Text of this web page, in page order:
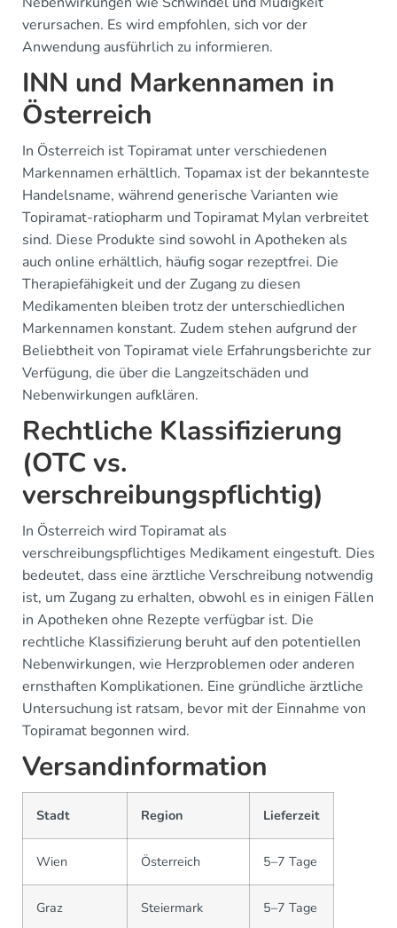
verursachen. Es wird empfohlen, sich vor der
Anwendung ausführlich zu informieren.
INN und Markennamen in
Österreich
In Österreich ist Topiramat unter verschiedenen
Markennamen erhältlich. Topamax ist der bekannteste
Handelsname, während generische Varianten wie
Topiramat-ratiopharm und Topiramat Mylan verbreitet
sind. Diese Produkte sind sowohl in Apotheken als
auch online erhältlich, häufig sogar rezeptfrei. Die
Therapiefähigkeit und der Zugang zu diesen
Medikamenten bleiben trotz der unterschiedlichen
Markennamen konstant. Zudem stehen aufgrund der
Beliebtheit von Topiramat viele Erfahrungsberichte zur
Verfügung, die über die Langzeitschäden und
Nebenwirkungen aufklären.
Rechtliche Klassifizierung
(OTC vs.
verschreibungspflichtig)
In Österreich wird Topiramat als
verschreibungspflichtiges Medikament eingestuft. Dies
bedeutet, dass eine ärztliche Verschreibung notwendig
ist, um Zugang zu erhalten, obwohl es in einigen Fällen
in Apotheken ohne Rezepte verfügbar ist. Die
rechtliche Klassifizierung beruht auf den potentiellen
Nebenwirkungen, wie Herzproblemen oder anderen
ernsthaften Komplikationen. Eine gründliche ärztliche
Untersuchung ist ratsam, bevor mit der Einnahme von
Topiramat begonnen wird.
Versandinformation
Stadt Region Lieferzeit
Wien Österreich 5–7 Tage
Graz Steiermark 5–7 Tage